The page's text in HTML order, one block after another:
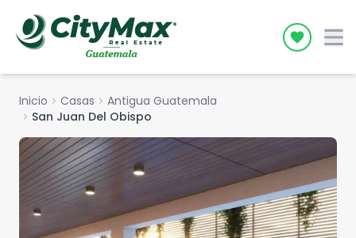
Icon
Inicio chevron_right Casas chevron_right Antigua Guatemala
chevron_right San Juan Del Obispo